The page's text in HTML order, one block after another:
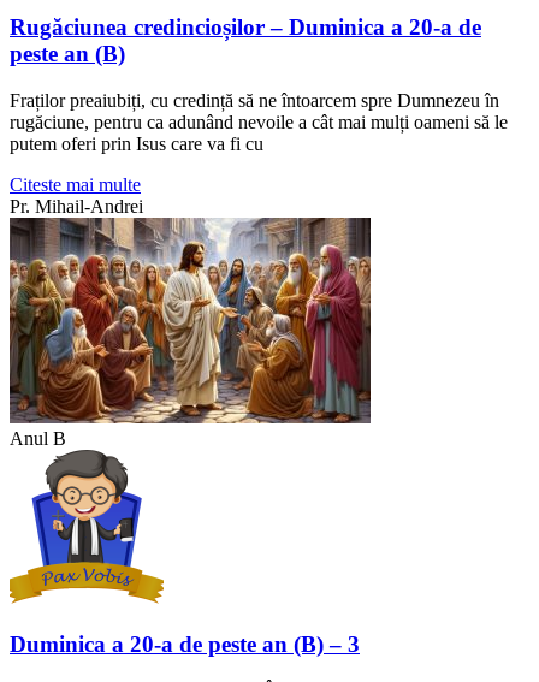
Rugăciunea credincioșilor – Duminica a 20-a de
peste an (B)
Fraților preaiubiți, cu credință să ne întoarcem spre Dumnezeu în
rugăciune, pentru ca adunând nevoile a cât mai mulți oameni să le
putem oferi prin Isus care va fi cu
Citeste mai multe
Pr. Mihail-Andrei
Anul B
Duminica a 20-a de peste an (B) – 3